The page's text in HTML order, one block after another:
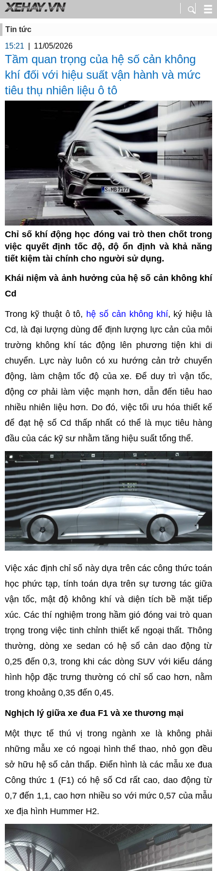
Tin tức
15:21
11/05/2026
Tầm quan trọng của hệ số cản không
khí đối với hiệu suất vận hành và mức
tiêu thụ nhiên liệu ô tô
Chỉ số khí động học đóng vai trò then chốt trong
việc quyết định tốc độ, độ ổn định và khả năng
tiết kiệm tài chính cho người sử dụng.
Khái niệm và ảnh hưởng của hệ số cản không khí
Cd
Trong kỹ thuật ô tô, hệ số cản không khí, ký hiệu là
Cd, là đại lượng dùng để định lượng lực cản của môi
trường không khí tác động lên phương tiện khi di
chuyển. Lực này luôn có xu hướng cản trở chuyển
động, làm chậm tốc độ của xe. Để duy trì vận tốc,
động cơ phải làm việc mạnh hơn, dẫn đến tiêu hao
nhiều nhiên liệu hơn. Do đó, việc tối ưu hóa thiết kế
để đạt hệ số Cd thấp nhất có thể là mục tiêu hàng
đầu của các kỹ sư nhằm tăng hiệu suất tổng thể.
Việc xác định chỉ số này dựa trên các công thức toán
học phức tạp, tính toán dựa trên sự tương tác giữa
vận tốc, mật độ không khí và diện tích bề mặt tiếp
xúc. Các thí nghiệm trong hầm gió đóng vai trò quan
trọng trong việc tinh chỉnh thiết kế ngoại thất. Thông
thường, dòng xe sedan có hệ số cản dao động từ
0,25 đến 0,3, trong khi các dòng SUV với kiểu dáng
hình hộp đặc trưng thường có chỉ số cao hơn, nằm
trong khoảng 0,35 đến 0,45.
Nghịch lý giữa xe đua F1 và xe thương mại
Một thực tế thú vị trong ngành xe là không phải
những mẫu xe có ngoại hình thể thao, nhỏ gọn đều
sở hữu hệ số cản thấp. Điển hình là các mẫu xe đua
Công thức 1 (F1) có hệ số Cd rất cao, dao động từ
0,7 đến 1,1, cao hơn nhiều so với mức 0,57 của mẫu
xe địa hình Hummer H2.